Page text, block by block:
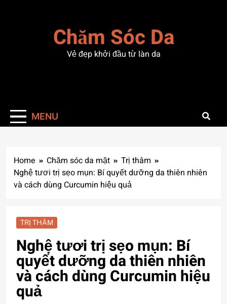
Chăm Sóc Da
Vẻ đẹp khởi đầu từ làn da
MENU
Home Chăm sóc da mặt
Trị thâm
Nghệ tươi trị sẹo mụn: Bí quyết dưỡng da thiên nhiên
và cách dùng Curcumin hiệu quả
TRỊ THÂM
Nghệ tươi trị sẹo mụn: Bí
quyết dưỡng da thiên nhiên
và cách dùng Curcumin hiệu
quả